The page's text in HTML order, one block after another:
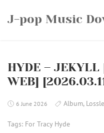
J-pop Music
HYDE –
WEB]
6 June 2026 Album,
Tags: For Tracy Hyde